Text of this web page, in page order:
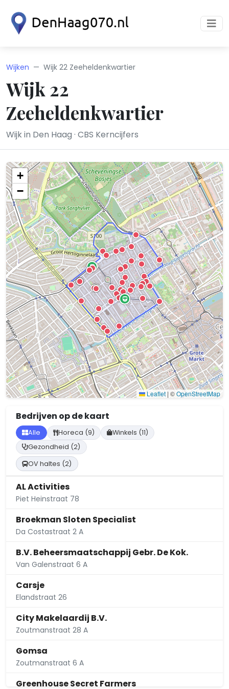
Wijken Wijk 22 Zeeheldenkwartier
Wijk 22
Zeeheldenkwartier
Wijk in Den Haag · CBS Kerncijfers
+
−
Leaflet | ©OpenStreetMap
Bedrijven op de kaart
Alle Horeca (9)
Winkels (11)
Gezondheid (2)
OV haltes (2)
AL Activities
Piet Heinstraat 78
Broekman Sloten Specialist
Da Costastraat 2 A
B.V. Beheersmaatschappij Gebr. De Kok.
Van Galenstraat 6 A
Carsje
Elandstraat 26
City Makelaardij B.V.
Zoutmanstraat 28 A
Gomsa
Zoutmanstraat 6 A
Greenhouse Secret Farmers